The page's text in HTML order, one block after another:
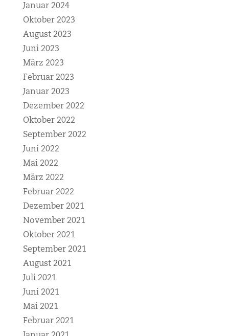
Januar 2024
Oktober 2023
August 2023
Juni 2023
März 2023
Februar 2023
Januar 2023
Dezember 2022
Oktober 2022
September 2022
Juni 2022
Mai 2022
März 2022
Februar 2022
Dezember 2021
November 2021
Oktober 2021
September 2021
August 2021
Juli 2021
Juni 2021
Mai 2021
Februar 2021